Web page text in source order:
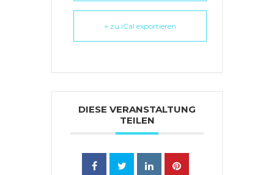
+ zu iCal exportieren
DIESE VERANSTALTUNG
TEILEN